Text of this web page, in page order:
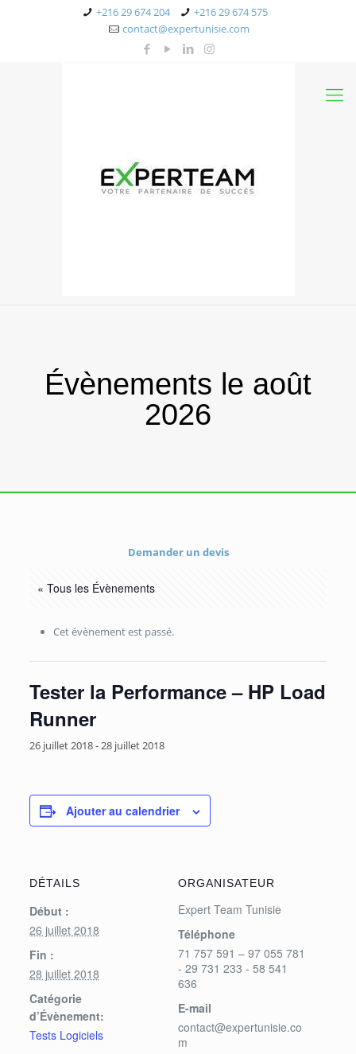
+216 29 674 204
+216 29 674 575
contact@expertunisie.com
Évènements le août
2026
Demander un devis
« Tous les Évènements
Cet évènement est passé.
Tester la Performance – HP Load
Runner
26 juillet 2018-28 juillet 2018
Ajouter au calendrier
DÉTAILS
Début :
26 juillet 2018
Fin :
28 juillet 2018
Catégorie
d’Évènement:
Tests Logiciels
ORGANISATEUR
Expert Team Tunisie
Téléphone
71 757 591 – 97 055 781
- 29 731 233 - 58 541
636
E-mail
contact@expertunisie.co
m